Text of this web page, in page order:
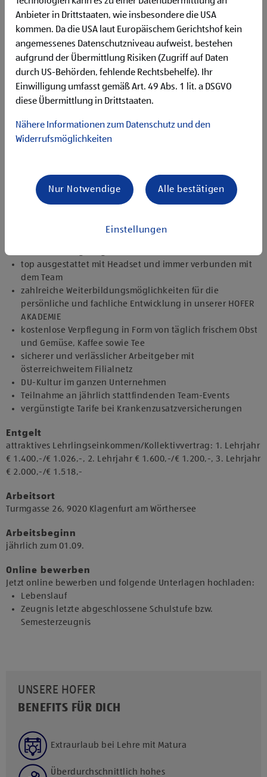
Flexibilität für Früh- und Spätdienste (Montag bis
Samstag)
Begeisterung im Handel zu arbeiten und den
Unternehmenserfolg mitzugestalten
Freude an der Arbeit im Team für ein motiviertes
Miteinander
Bereitschaft zu körperlich anspruchsvollen Tätigkeiten
freundlich im Umgang mit Kund:innen für eine
zuverlässige und organisierte Arbeitsweise zur
gewissenhaften Erledigung der Aufgaben
1.000 € HOFER Reisen- oder Warengutschein und
zusätzlich 1.500 € bei ausgezeichnetem Erfolg
Erfolgsprämien bei positivem Lehrabschluss (guter Erfolg:
top ausgestattet mit Headset und immer verbunden mit
dem Team
zahlreiche Weiterbildungsmöglichkeiten für die
persönliche und fachliche Entwicklung in unserer HOFER
AKADEMIE
kostenlose Verpflegung in Form von täglich frischem Obst
und Gemüse, Kaffee sowie Tee
sicherer und verlässlicher Arbeitgeber mit
österreichweitem Filialnetz
DU-Kultur im ganzen Unternehmen
Teilnahme an jährlich stattfindenden Team-Events
vergünstigte Tarife bei Krankenzusatzversicherungen
Entgelt
attraktives Lehrlingseinkommen/Kollektivvertrag: 1. Lehrjahr
€ 1.400,-/€ 1.026,-, 2. Lehrjahr € 1.600,-/€ 1.200,-, 3. Lehrjahr
€ 2.000,-/€ 1.518,-
Arbeitsort
​Turmgasse 26, 9020 Klagenfurt am Wörthersee​​
Arbeitsbeginn
jährlich zum 01.09.​
Online bewerben
Jetzt online bewerben und folgende Unterlagen hochladen:
Lebenslauf
Zeugnis letzte abgeschlossene Schulstufe bzw.
Semesterzeugnis
UNSERE HOFER
BENEFITS FÜR DICH
Extraurlaub bei Lehre mit Matura
Überdurchschnittlich hohes
Anbieter in Drittstaaten, wie insbesondere die USA
kommen. Da die USA laut Europäischem Gerichtshof kein
angemessenes Datenschutzniveau aufweist, bestehen
aufgrund der Übermittlung Risiken (Zugriff auf Daten
durch US-Behörden, fehlende Rechtsbehelfe). Ihr
Einwilligung umfasst gemäß Art. 49 Abs. 1 lit. a DSGVO
diese Übermittlung in Drittstaaten.
Nähere Informationen zum Datenschutz und den
Widerrufsmöglichkeiten
Einstellungen
Nur Notwendige Alle bestätigen